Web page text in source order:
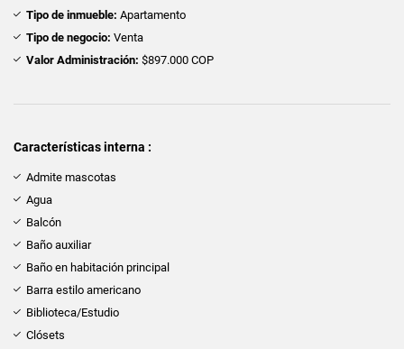
Tipo de inmueble: Apartamento
Tipo de negocio: Venta
Valor Administración: $897.000 COP
Características interna :
Admite mascotas
Agua
Balcón
Baño auxiliar
Baño en habitación principal
Barra estilo americano
Biblioteca/Estudio
Clósets